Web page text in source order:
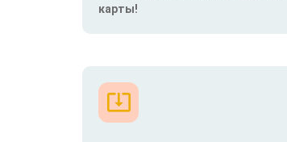
карты!